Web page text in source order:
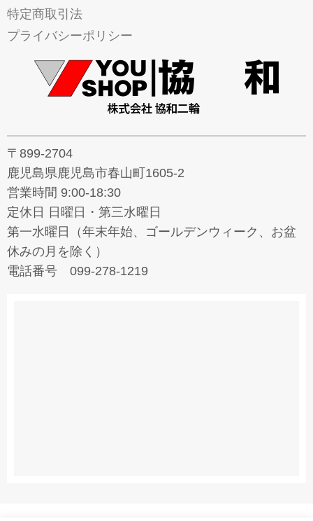
特定商取引法
プライバシーポリシー
〒899-2704
鹿児島県鹿児島市春山町1605-2
営業時間 9:00-18:30
定休日 日曜日・第三水曜日
第一水曜日（年末年始、ゴールデンウィーク、お盆
休みの月を除く）
電話番号 099-278-1219